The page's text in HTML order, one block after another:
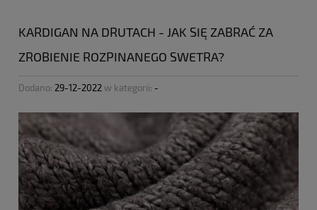
KARDIGAN NA DRUTACH - JAK SIĘ ZABRAĆ ZA
ZROBIENIE ROZPINANEGO SWETRA?
Dodano: 29-12-2022w kategorii: -